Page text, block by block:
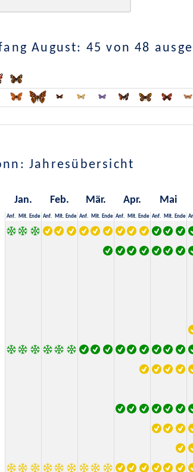
August: 45 von 48
Jahresübersicht
Jan. Feb. Mär. Apr. Mai
Anf. Mit. Ende Anf. Mit. Ende Anf. Mit. Ende Anf. Mit. Ende Anf. Mit. Ende